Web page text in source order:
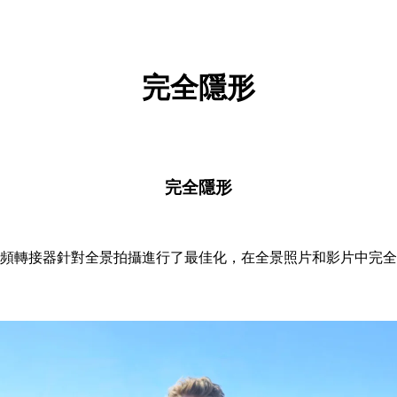
完全隱形
完全隱形
轉接器針對全景拍攝進行了最佳化，在全景照片和影片中完